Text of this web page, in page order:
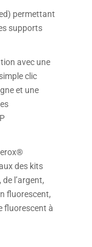
permettant
supports
avec une
clic
et une
des kits
l’argent,
fluorescent,
fluorescent à